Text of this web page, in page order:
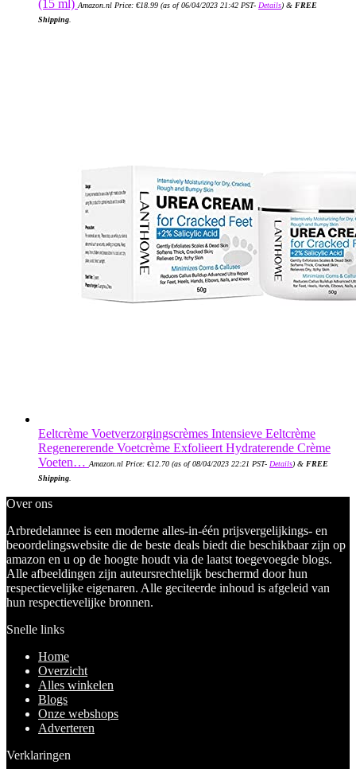
(15 ml) Amazon.nl Price: €18.99 (as of 06/04/2023 21:42 PST- Details) & FREE
Shipping
Eeltcrème Voetverzorgingscrèmes Intensieve Eeltcrème
Regenererende Voetcrème Exfolieert Hydraterende Crème
Voeten… Amazon.nl Price: €12.70 (as of 08/04/2023 22:21 PST- Details) & FREE
Shipping
Over ons
Arbredelannee is een moderne alles-in-één prijsvergelijkings- en
beoordelingswebsite die de beste deals biedt die beschikbaar zijn op
amazon en u op de hoogte houdt via de laatst toegevoegde blogs.
Alle afbeeldingen zijn auteursrechtelijk beschermd door hun
respectievelijke eigenaren. Alle geciteerde inhoud is afgeleid van
hun respectievelijke bronnen.
Snelle links
Home
Overzicht
Alles winkelen
Blogs
Onze webshops
Adverteren
Verklaringen